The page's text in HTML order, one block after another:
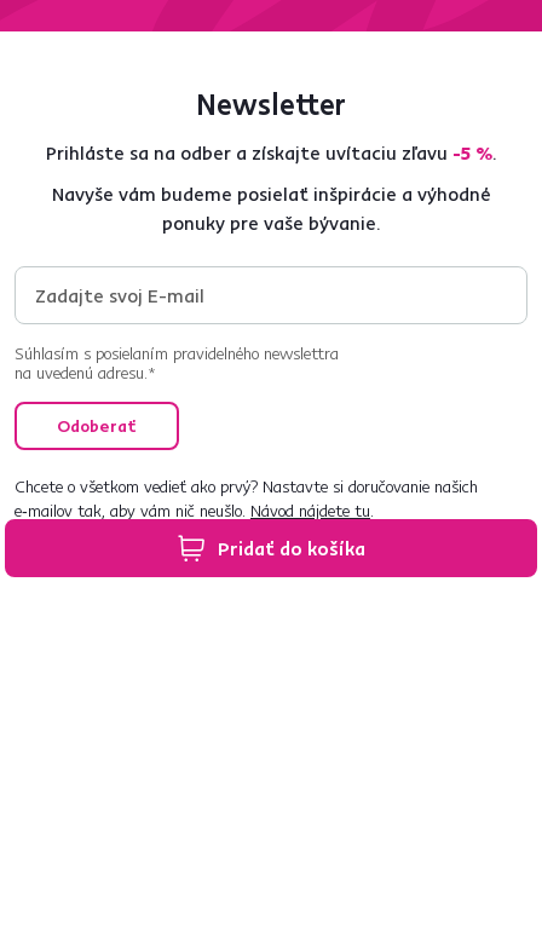
Pridať do košíka
Newsletter
Prihláste sa na odber a získajte uvítaciu zľavu -5 %.
Navyše vám budeme posielať inšpirácie a výhodné
ponuky pre vaše bývanie.
Súhlasím s posielaním pravidelného newslettra
na uvedenú adresu.*
Odoberať
Chcete o všetkom vedieť ako prvý? Nastavte si doručovanie našich
e‑mailov tak, aby vám nič neušlo. Návod nájdete tu.